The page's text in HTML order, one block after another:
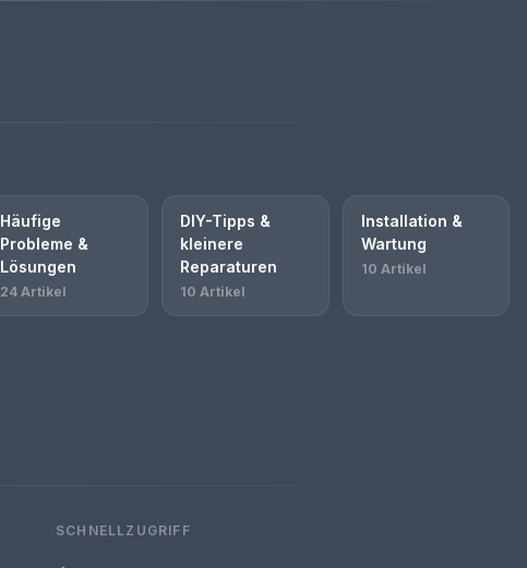
Häufige
Probleme &
Lösungen
24 Artikel
DIY-Tipps &
kleinere
Reparaturen
10 Artikel
Installation &
Wartung
10 Artikel
SCHNELLZUGRIFF